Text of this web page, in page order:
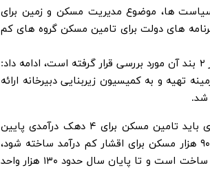
سیاست ها، موضوع مدیریت مسکن و زمین برای
های دولت برای تامین مسکن گروه های کم
هاشمی با اشاره به اینکه سیاست های کلی مسکن ۹ بند دارد که تا امروز ۲ بند آن مورد بررسی قرار گرفته است، ادامه داد:
تهیه و به کمیسیون زیربنایی دبیرخانه ارائه
شد.
رئیس کمیسیون زیر بنایی و تولیدی با بیان اینکه وزارت راه و شهرسازی باید تامین مسکن برای ۴ دهک درآمدی پایین
جامعه را در دستور کار دهد، خاطرنشان کرد: به عبارت دیگر باید حدود ۹۰۰ هزار مسکن برای اقشار کم درآمد ساخته شود،
طبق گزارش وزارت راه و شهرسازی ۵۰ درصد از این تعداد مسکن در دست ساخت است و تا پایان سال حدود ۱۳۰ هزار واحد